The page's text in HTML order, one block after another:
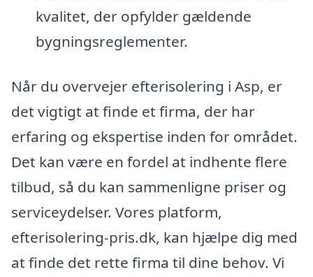
kvalitet, der opfylder gældende
bygningsreglementer.
Når du overvejer efterisolering i Asp, er
det vigtigt at finde et firma, der har
erfaring og ekspertise inden for området.
Det kan være en fordel at indhente flere
tilbud, så du kan sammenligne priser og
serviceydelser. Vores platform,
efterisolering-pris.dk, kan hjælpe dig med
at finde det rette firma til dine behov. Vi